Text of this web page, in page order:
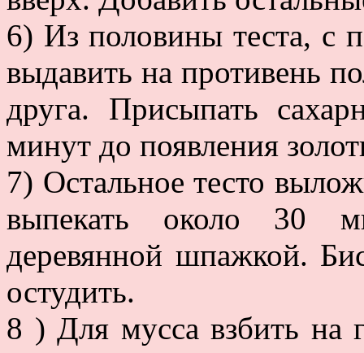
6) Из половины теста, с
выдавить на противень
друга. Присыпать
минут до появления
7) Остальное тесто
выпекать около 30
деревянной шпажкой.
остудить.
8 ) Для мусса взбить на